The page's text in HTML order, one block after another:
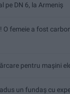
pe DN 6, la Armeniș
O femeie a fost
pentru mașini
un fundaș cu